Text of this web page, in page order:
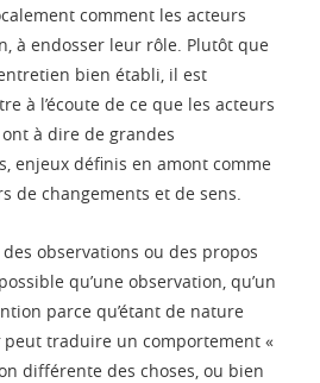
comment les acteurs
à endosser leur rôle. Plutôt que
bien établi, il est
à l’écoute de ce que les acteurs
à dire de grandes
enjeux définis en amont comme
de changements et de sens.
observations ou des propos
qu’une observation, qu’un
parce qu’étant de nature
peut traduire un comportement «
différente des choses, ou bien